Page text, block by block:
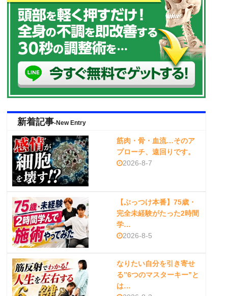
新着記事-New Entry
筋肉・骨・血流…そのア
プローチ、遠回りです。
2026-8-7
【ぶっつけ本番】75歳・
完全未経験がたった2時間
学…
2026-8-5
なりたい自分を引き寄せ
る”6つのマスターキー”と
は…